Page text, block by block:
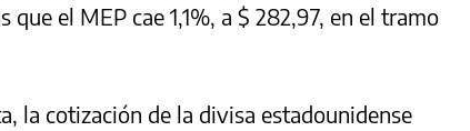
que el MEP cae 1,1%, a $ 282,97, en el tramo
la cotización de la divisa estadounidense